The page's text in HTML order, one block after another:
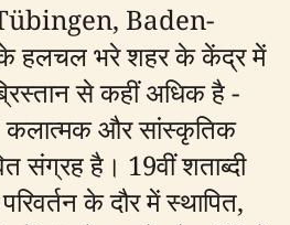
Baden-
भरे शहर के केंद्र में
से कहीं अधिक है -
कलात्मक और सांस्कृतिक
संग्रह है। 19वीं शताब्दी
के दौर में स्थापित,